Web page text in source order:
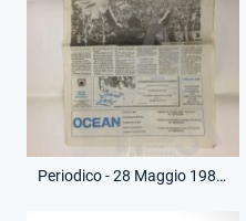
Periodico - 28 Maggio 1989 - Lazialità - Roma-Lazio